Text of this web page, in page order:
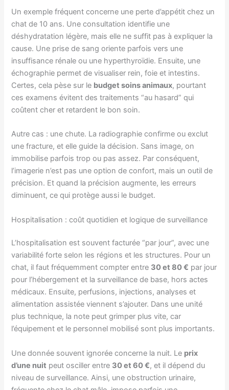
Un exemple fréquent concerne une perte d’appétit chez un
chat de 10 ans. Une consultation identifie une
déshydratation légère, mais elle ne suffit pas à expliquer la
cause. Une prise de sang oriente parfois vers une
insuffisance rénale ou une hyperthyroïdie. Ensuite, une
échographie permet de visualiser rein, foie et intestins.
Certes, cela pèse sur le budget soins animaux, pourtant
ces examens évitent des traitements “au hasard” qui
coûtent cher et retardent le bon soin.
Autre cas : une chute. La radiographie confirme ou exclut
une fracture, et elle guide la décision. Sans image, on
immobilise parfois trop ou pas assez. Par conséquent,
l’imagerie n’est pas une option de confort, mais un outil de
précision. Et quand la précision augmente, les erreurs
diminuent, ce qui protège aussi le budget.
Hospitalisation : coût quotidien et logique de surveillance
L’hospitalisation est souvent facturée “par jour”, avec une
variabilité forte selon les régions et les structures. Pour un
chat, il faut fréquemment compter entre 30 et 80 € par jour
pour l’hébergement et la surveillance de base, hors actes
médicaux. Ensuite, perfusions, injections, analyses et
alimentation assistée viennent s’ajouter. Dans une unité
plus technique, la note peut grimper plus vite, car
l’équipement et le personnel mobilisé sont plus importants.
Une donnée souvent ignorée concerne la nuit. Le prix
d’une nuit peut osciller entre 30 et 60 €, et il dépend du
niveau de surveillance. Ainsi, une obstruction urinaire,